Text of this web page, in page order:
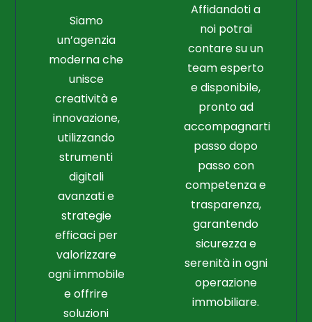
Siamo
un’agenzia
moderna che
unisce
creatività e
innovazione,
utilizzando
strumenti
digitali
avanzati e
strategie
efficaci per
valorizzare
ogni immobile
e offrire
soluzioni
Affidandoti a
noi potrai
contare su un
team esperto
e disponibile,
pronto ad
accompagnarti
passo dopo
passo con
competenza e
trasparenza,
garantendo
sicurezza e
serenità in ogni
operazione
immobiliare.